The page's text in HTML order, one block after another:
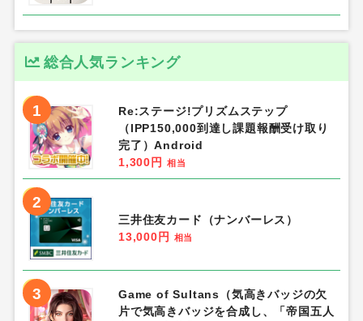
総合人気ランキング
1
Re:ステージ!プリズムステップ
（IPP150,000到達し課題報酬受け取り
完了）Android
1,300円
相当
2
三井住友カード（ナンバーレス）
13,000円
相当
3
Game of Sultans（気高きバッジの欠
片で気高きバッジを合成し、「帝国五人